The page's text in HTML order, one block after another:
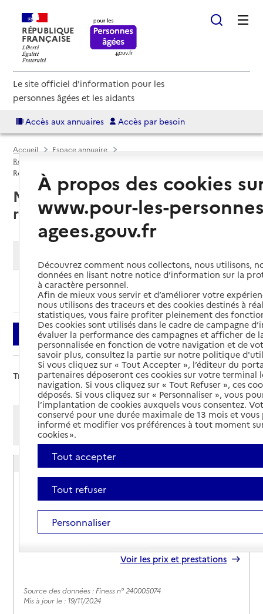
RÉPUBLIQUE
FRANÇAISE
Le site officiel d'information pour les
personnes âgées et les aidants
Accès aux annuaires Accès par besoin
Accueil
Espace annuaire
Résidences autonomie par département
Résidence autonomie
Mussidan (24400) : liste des
résidences autonomie
Ajouter cette recherche aux favoris
Filtrer
Trier par :
Afficher les résultats par:
Mode liste
Résidence autonomie Solange Lemaire
Adresse
Rue des Freres Chaminade
24400-Mussidan
05 53 81 04 07
Voir les prix et prestations
Source des données : Finess n° 240005074
Mis à jour le : 19/11/2024
À propos des cookies
www.pour-les-
agees.gouv.fr
Découvrez comment nous collectons, nous utilisons,
données en lisant notre notice d’information sur la
à caractère personnel.
Afin de mieux vous servir et d’améliorer votre
nous utilisons des traceurs et des cookies destinés à
statistiques, vous faire profiter pleinement des
Des cookies sont utilisés dans le cadre de campagne
évaluer la performance des campagnes et afficher de
personnalisée en fonction de votre navigation et de
savoir plus, consultez la partie sur notre politique
Si vous cliquez sur « Tout Accepter », l’éditeur du
partenaires déposeront ces cookies sur votre terminal
navigation. Si vous cliquez sur « Tout Refuser », ces
déposés. Si vous cliquez sur « Personnaliser », vous
l’implantation de cookies auxquels vous consentez.
conservé pour une durée maximale de 13 mois et
informé et modifier vos préférences à tout moment
cookies ».
Tout accepter
Tout refuser
Personnaliser